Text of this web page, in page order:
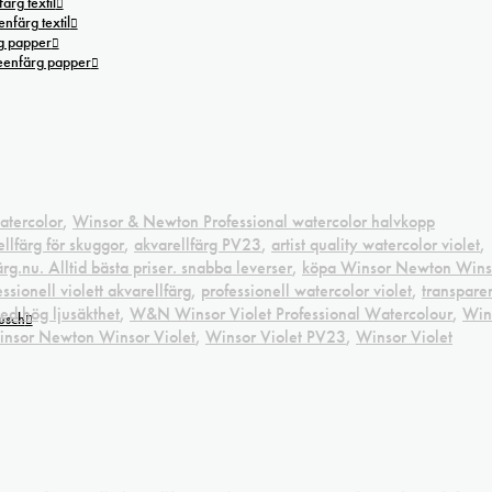
textil
papper
papper
, Winsor & Newton Professional watercolor halvkopp
för skuggor, akvarellfärg PV23, artist quality watercolor violet,
Alltid bästa priser. snabba leverser, köpa Winsor Newton
violett akvarellfärg, professionell watercolor violet,
hög ljusäkthet, W&N Winsor Violet Professional Watercolour,
Newton Winsor Violet, Winsor Violet PV23, Winsor Violet